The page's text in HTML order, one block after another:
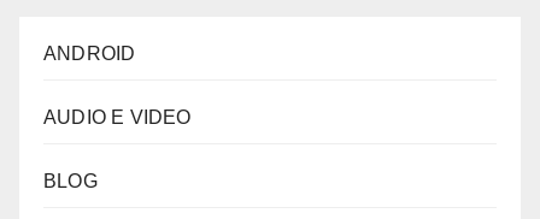
ANDROID
AUDIO E VIDEO
BLOG